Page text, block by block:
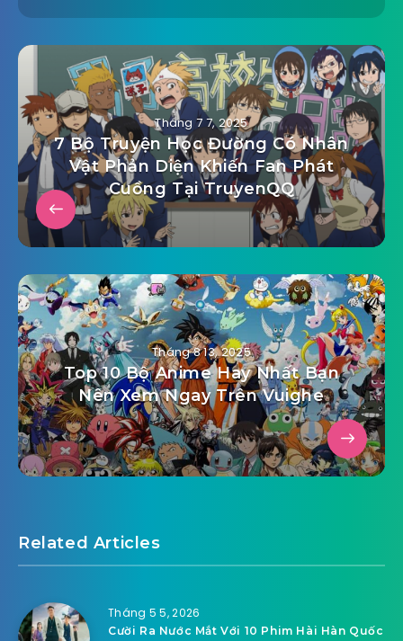
Tháng 7 7, 2025
7 Bộ Truyện Học Đường Có Nhân
Vật Phản Diện Khiến Fan Phát
Cuồng Tại TruyenQQ
Tháng 8 13, 2025
Top 10 Bộ Anime Hay Nhất Bạn
Nên Xem Ngay Trên Vuighe
Related Articles
Tháng 5 5, 2026
Cười Ra Nước Mắt Với 10 Phim Hài Hàn Quốc